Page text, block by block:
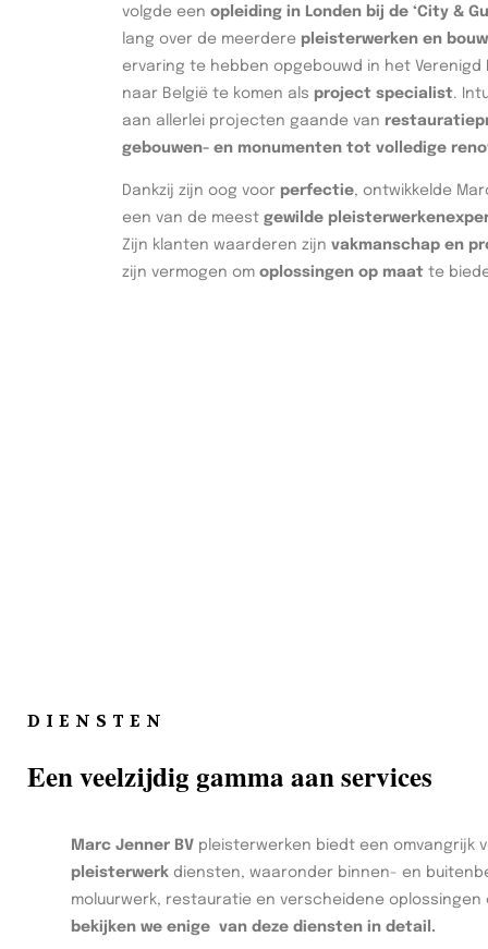
volgde een opleiding in Londen bij de ‘City &
lang over de meerdere pleisterwerken en
ervaring te hebben opgebouwd in het Verenigd
naar België te komen als project specialist.
aan allerlei projecten gaande van
gebouwen- en monumenten tot volledige
Dankzij zijn oog voor perfectie, ontwikkelde
een van de meest gewilde
Zijn klanten waarderen zijn vakmanschap en
zijn vermogen om oplossingen op maat te
DIENSTEN
Een veelzijdig gamma aan services
Marc Jenner BV pleisterwerken biedt een omvangrijk
pleisterwerk diensten, waaronder binnen- en
moluurwerk, restauratie en verscheidene
bekijken we enige van deze diensten in detail.